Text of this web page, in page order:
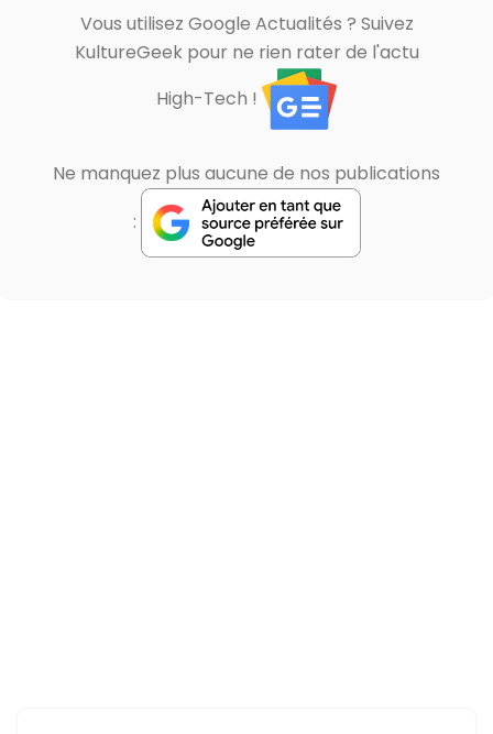
Vous utilisez Google Actualités ? Suivez
KultureGeek pour ne rien rater de l'actu
High-Tech !
Ne manquez plus aucune de nos publications
: